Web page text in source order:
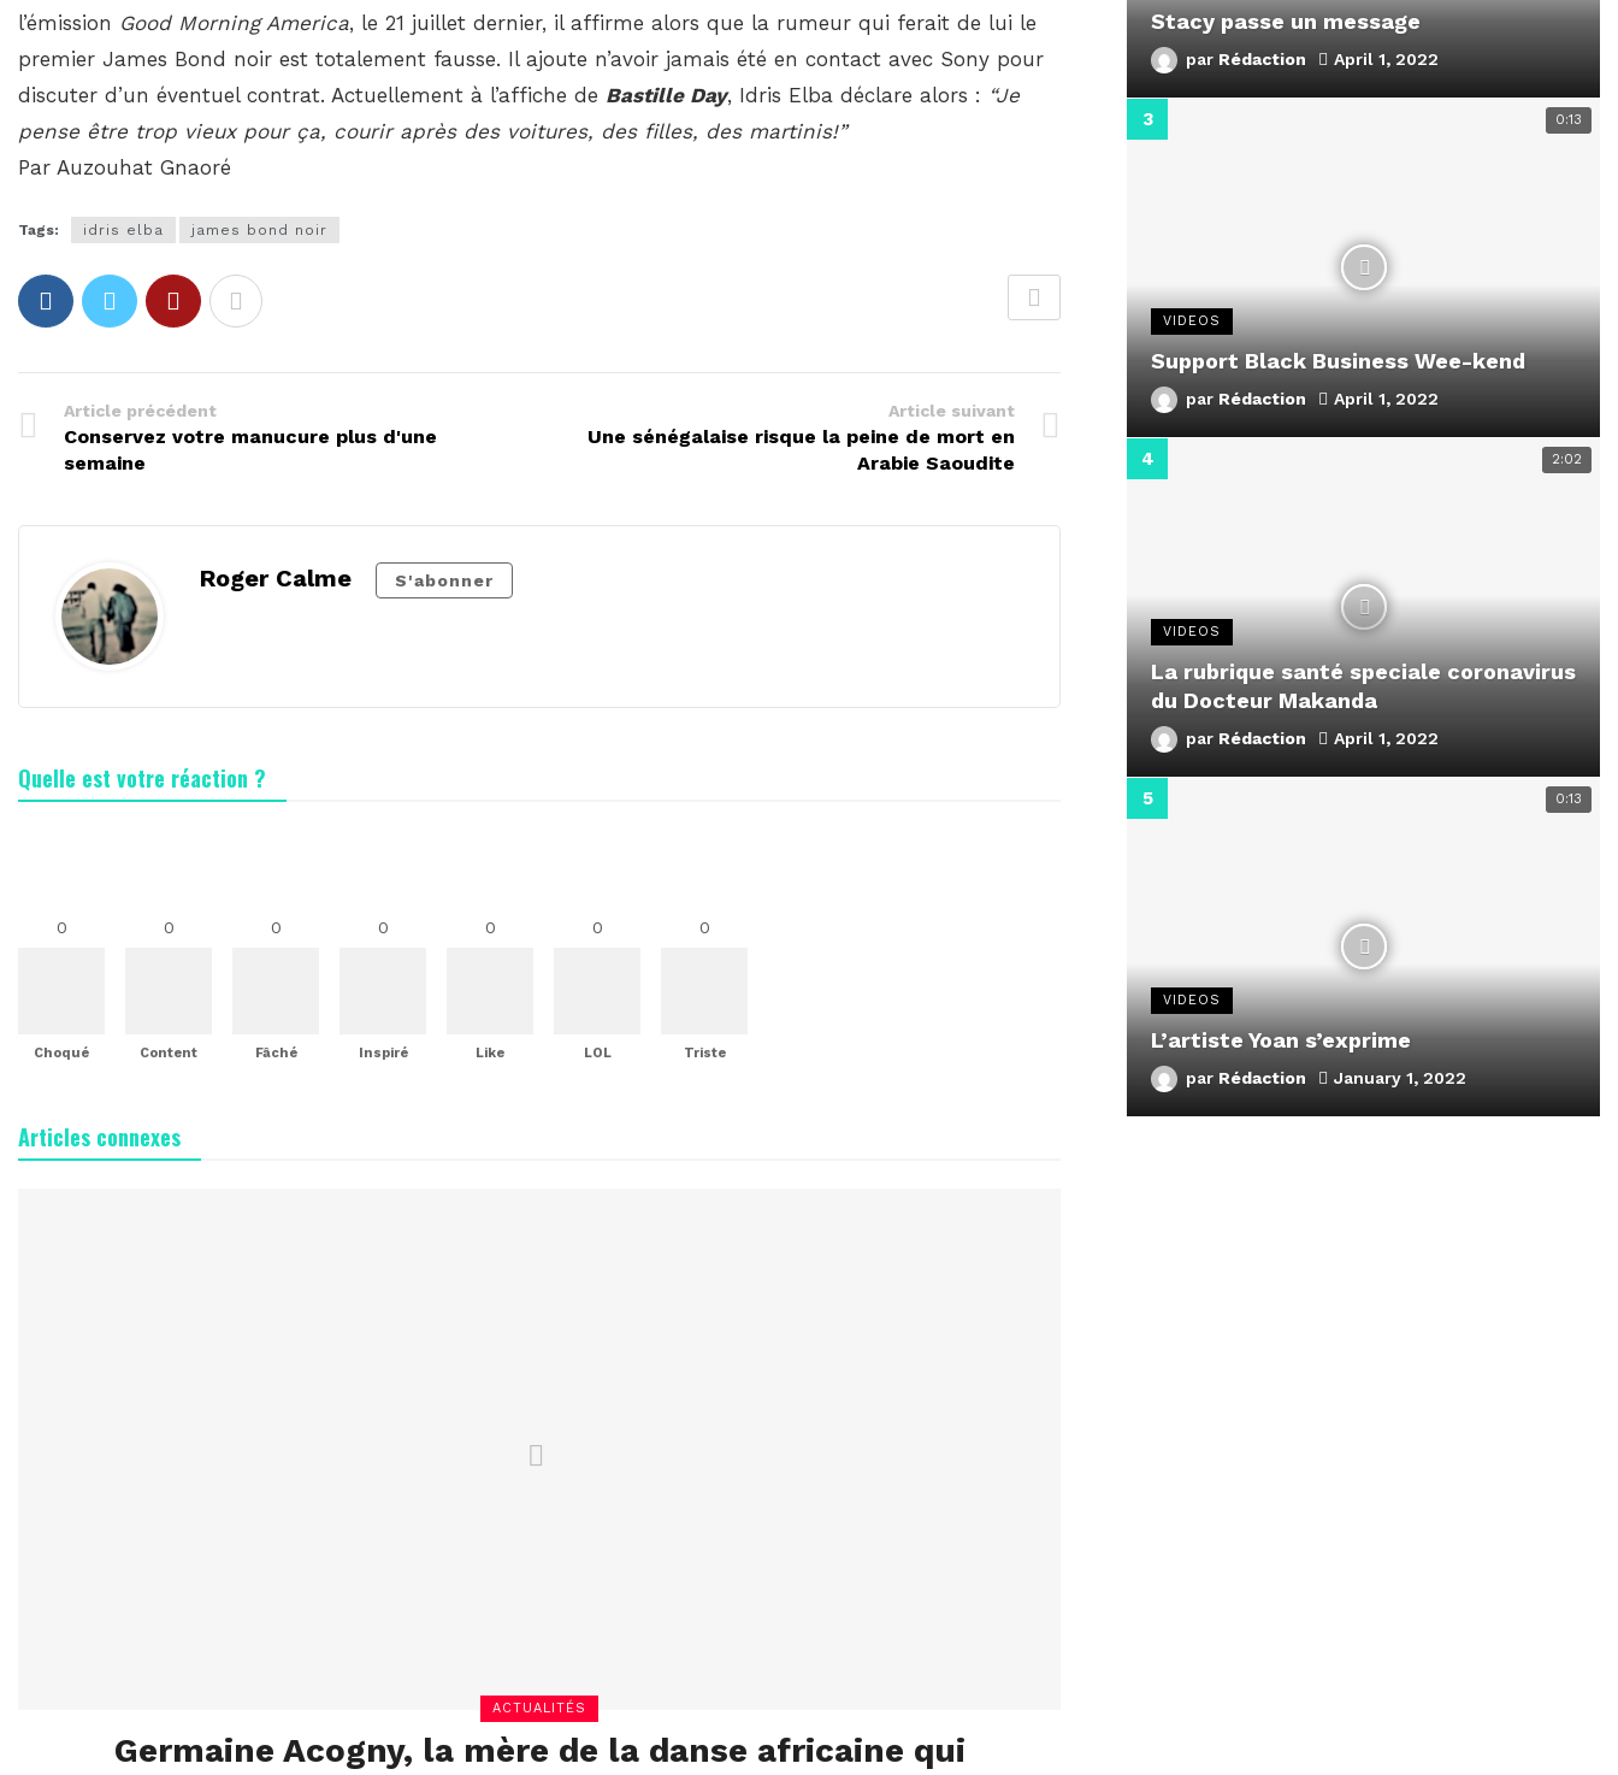
l’émission Good Morning America, le 21 juillet dernier, il affirme alors que la rumeur qui ferait de lui le
premier James Bond noir est totalement fausse. Il ajoute n’avoir jamais été en contact avec Sony pour
discuter d’un éventuel contrat. Actuellement à l’affiche de Bastille Day, Idris Elba déclare alors : “Je
pense être trop vieux pour ça, courir après des voitures, des filles, des martinis!”
Par Auzouhat Gnaoré
Tags: idris elba james bond noir
Article précédent
Conservez votre manucure plus d'une
semaine
Article suivant
Une sénégalaise risque la peine de mort en
Arabie Saoudite
Roger Calme S'abonner
Quelle est votre réaction ?
0
Choqué
0
Content
0
Fâché
0
Inspiré
0
Like
0
LOL
0
Triste
Articles connexes
ACTUALITÉS
Germaine Acogny, la mère de la danse africaine qui
Stacy passe un message
par Rédaction April 1, 2022
0:13
VIDEOS
Support Black Business Wee-kend
par Rédaction April 1, 2022
2:02
VIDEOS
La rubrique santé speciale coronavirus
du Docteur Makanda
par Rédaction April 1, 2022
0:13
VIDEOS
L’artiste Yoan s’exprime
par Rédaction January 1, 2022